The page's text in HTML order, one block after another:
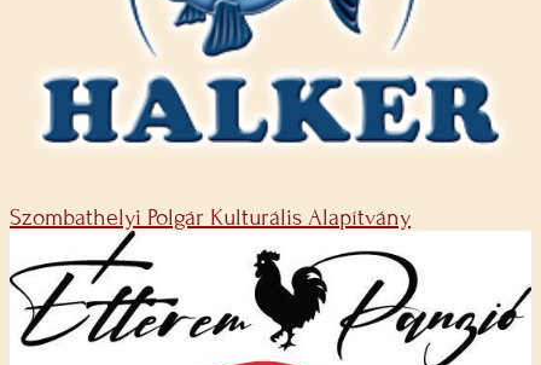
Szombathelyi Polgár Kulturális Alapítvány